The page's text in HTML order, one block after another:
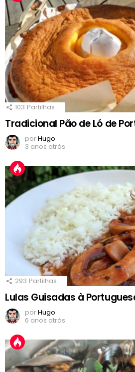
103 Partilhas
Tradicional Pão de Ló de
porHugo
3 anos atrás
293 Partilhas
Lulas Guisadas à
porHugo
6 anos atrás